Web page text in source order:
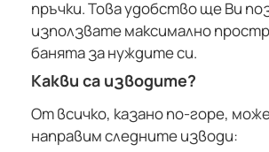
пръчки. Това удобство ще Ви
използвате максимално
банята за нуждите си.
Какви са изводите?
От всичко, казано по-горе,
направим следните изводи: